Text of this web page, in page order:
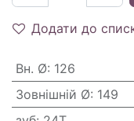
Додати до
Вн. Ø: 126
Зовнішній Ø: 149